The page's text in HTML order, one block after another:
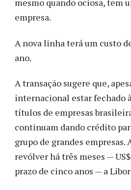
mesmo quando ociosa, tem
empresa.
A nova linha terá um custo
ano.
A transação sugere que,
internacional estar fechado
títulos de empresas
continuam dando crédito
grupo de grandes empresas.
revólver há três meses —
prazo de cinco anos — a Libor